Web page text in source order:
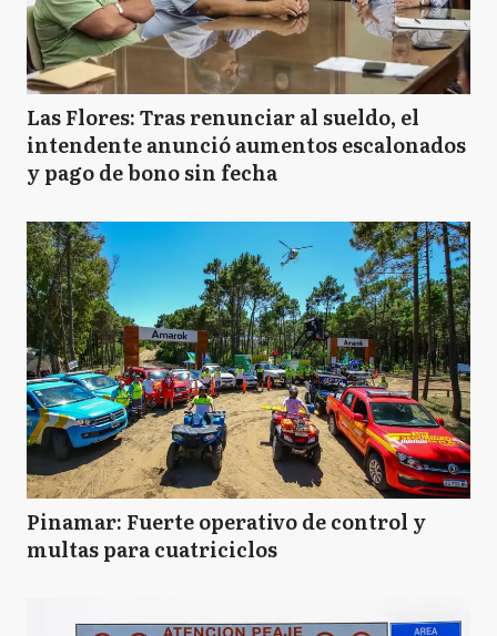
Las Flores: Tras renunciar al sueldo, el
intendente anunció aumentos escalonados
y pago de bono sin fecha
Pinamar: Fuerte operativo de control y
multas para cuatriciclos